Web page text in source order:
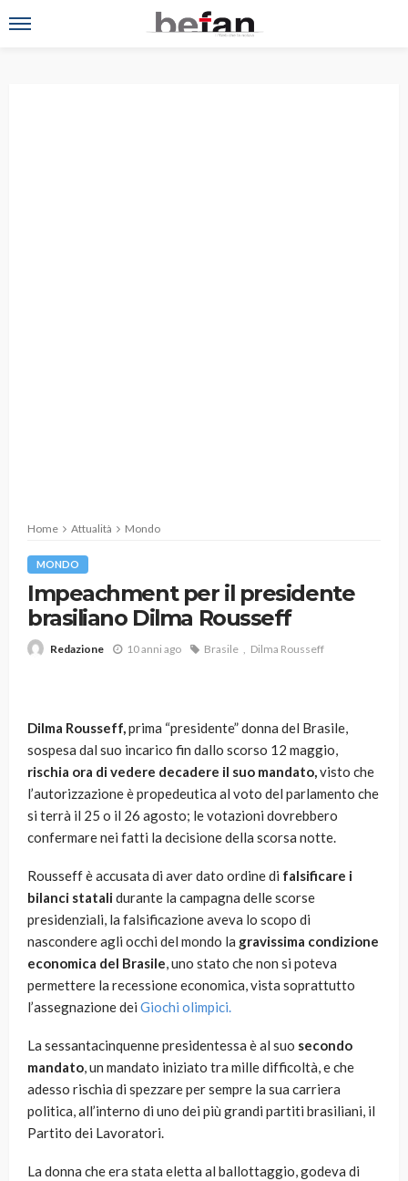
Home Attualità Mondo
MONDO
Impeachment per il presidente
brasiliano Dilma Rousseff
Redazione 10 anni ago Brasile Dilma Rousseff
Dilma Rousseff,prima “presidente” donna del Brasile,
sospesa dal suo incarico fin dallo scorso 12 maggio,
rischia ora di vedere decadere il suo mandato,visto che
l’autorizzazione è propedeutica al voto del parlamento che
si terrà il 25 o il 26 agosto; le votazioni dovrebbero
confermare nei fatti la decisione della scorsa notte.
Rousseff è accusata di aver dato ordine di falsificare i
bilanci statalidurante la campagna delle scorse
presidenziali, la falsificazione aveva lo scopo di
nascondere agli occhi del mondo la gravissima condizione
economica del Brasile, uno stato che non si poteva
permettere la recessione economica, vista soprattutto
l’assegnazione dei Giochi olimpici.
La sessantacinquenne presidentessa è al suo secondo
mandato, un mandato iniziato tra mille difficoltà, e che
adesso rischia di spezzare per sempre la sua carriera
politica, all’interno di uno dei più grandi partiti brasiliani, il
Partito dei Lavoratori.
La donna che era stata eletta al ballottaggio, godeva di